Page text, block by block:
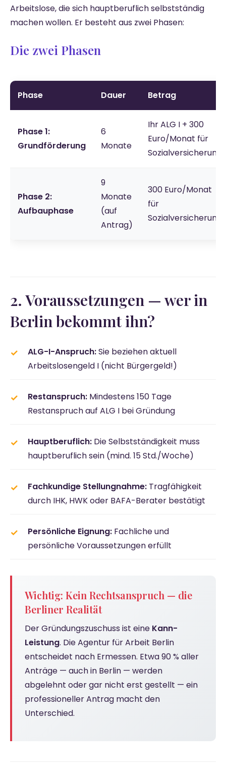
Arbeitslose, die sich hauptberuflich selbstständig
machen wollen. Er besteht aus zwei Phasen:
Die zwei Phasen
Phase Dauer Betrag
Phase 1:
Grundförderung
6
Monate
Ihr ALG I + 300
Euro/Monat für
Sozialversicherung
Phase 2:
Aufbauphase
9
Monate
(auf
Antrag)
300 Euro/Monat
für
Sozialversicherung
2. Voraussetzungen — wer in
Berlin bekommt ihn?
ALG-I-Anspruch:Sie beziehen aktuell
Arbeitslosengeld I (nicht Bürgergeld!)
Restanspruch: Mindestens 150 Tage
Restanspruch auf ALG I bei Gründung
Hauptberuflich: Die Selbstständigkeit muss
hauptberuflich sein (mind. 15 Std./Woche)
Fachkundige Stellungnahme: Tragfähigkeit
durch IHK, HWK oder BAFA-Berater bestätigt
Persönliche Eignung: Fachliche und
persönliche Voraussetzungen erfüllt
Wichtig: Kein Rechtsanspruch — die
Berliner Realität
Der Gründungszuschuss ist eine Kann-
Leistung. Die Agentur für Arbeit Berlin
entscheidet nach Ermessen. Etwa 90 % aller
Anträge — auch in Berlin — werden
abgelehnt oder gar nicht erst gestellt — ein
professioneller Antrag macht den
Unterschied.